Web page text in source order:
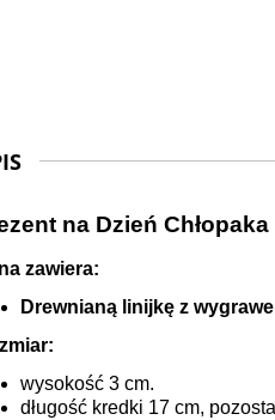
na Dzień
zawiera:
Drewnianą linijkę z
wysokość 3 cm.
długość kredki 17 cm,